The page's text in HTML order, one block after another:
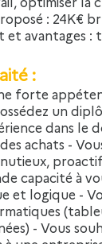
: 24K€
et avantages :
:
un
dans le
achats -
capacité à
et logique -
- Vous